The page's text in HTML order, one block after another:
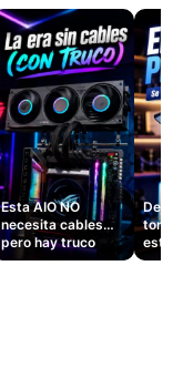
Esta AIO NO
necesita cables…
pero hay truco
Dejé
este